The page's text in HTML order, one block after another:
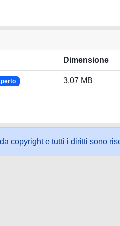
Dimensione
3.07 MB
copyright e tutti i diritti sono